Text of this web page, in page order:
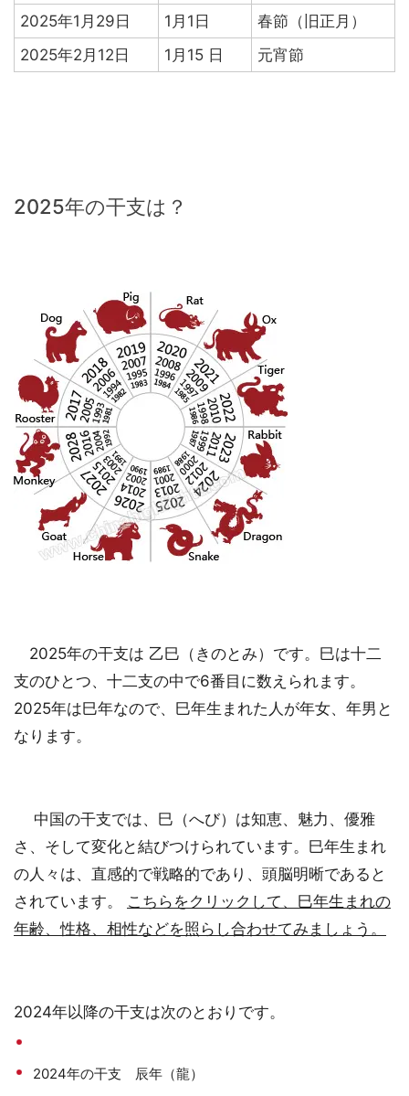
2025年1月29日
1月1日
春節（旧正月）
2025年2月12日
1月15 日 元宵節
2025年の干支は？
2025年の干支は 乙巳（きのとみ）です。巳は十二
支のひとつ、十二支の中で6番目に数えられます。
2025年は巳年なので、巳年生まれた人が年女、年男と
なります。
中国の干支では、巳（へび）は知恵、魅力、優雅
さ、そして変化と結びつけられています。巳年生まれ
の人々は、直感的で戦略的であり、頭脳明晰であると
されています。 こちらをクリックして、巳年生まれの
年齢、性格、相性などを照らし合わせてみましょう。
2024年以降の干支は次のとおりです。
2024年の干支 辰年（龍）